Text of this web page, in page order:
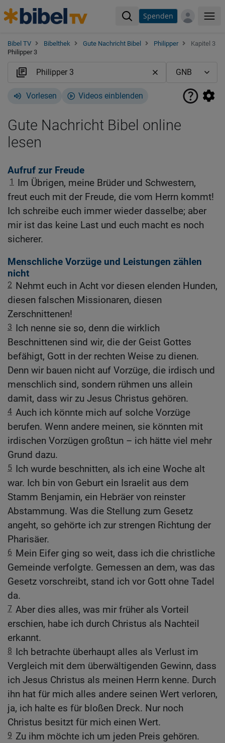
Spenden
Bibel TV Bibelthek Gute Nachricht Bibel Philipper
Kapitel 3
Philipper 3
Vorlesen Videos einblenden
Gute Nachricht Bibel online
lesen
Aufruf zur Freude
1
Im Übrigen, meine Brüder und Schwestern,
freut euch mit der Freude, die vom Herrn kommt!
Ich schreibe euch immer wieder dasselbe; aber
mir ist das keine Last und euch macht es noch
sicherer.
Menschliche Vorzüge und Leistungen zählen
nicht
2 Nehmt euch in Acht vor diesen elenden Hunden,
diesen falschen Missionaren, diesen
Zerschnittenen!
3 Ich nenne sie so, denn die wirklich
Beschnittenen sind wir, die der Geist Gottes
befähigt, Gott in der rechten Weise zu dienen.
Denn wir bauen nicht auf Vorzüge, die irdisch und
menschlich sind, sondern rühmen uns allein
damit, dass wir zu Jesus Christus gehören.
4 Auch ich könnte mich auf solche Vorzüge
berufen. Wenn andere meinen, sie könnten mit
irdischen Vorzügen großtun – ich hätte viel mehr
Grund dazu.
5 Ich wurde beschnitten, als ich eine Woche alt
war. Ich bin von Geburt ein Israelit aus dem
Stamm Benjamin, ein Hebräer von reinster
Abstammung. Was die Stellung zum Gesetz
angeht, so gehörte ich zur strengen Richtung der
Pharisäer.
6 Mein Eifer ging so weit, dass ich die christliche
Gemeinde verfolgte. Gemessen an dem, was das
Gesetz vorschreibt, stand ich vor Gott ohne Tadel
da.
7 Aber dies alles, was mir früher als Vorteil
erschien, habe ich durch Christus als Nachteil
erkannt.
8 Ich betrachte überhaupt alles als Verlust im
Vergleich mit dem überwältigenden Gewinn, dass
ich Jesus Christus als meinen Herrn kenne. Durch
ihn hat für mich alles andere seinen Wert verloren,
ja, ich halte es für bloßen Dreck. Nur noch
Christus besitzt für mich einen Wert.
9 Zu ihm möchte ich um jeden Preis gehören.